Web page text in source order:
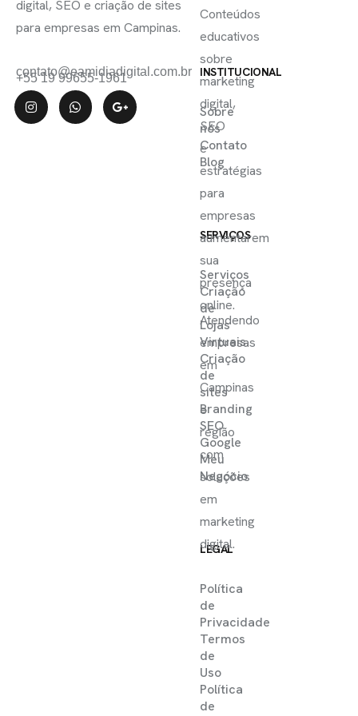
digital, SEO e criação de sites
para empresas em Campinas.
contato@eamidiadigital.com.br
+55 19 99655-1961 INSTITUCIONAL
Sobre
nós
Contato
Blog
SERVIÇOS
Serviços
Criação
de
Lojas
Virtuais
Criação
de
sites
Branding
SEO
Google
Meu
Negócio
LEGAL
Política
de
Privacidade
Termos
de
Uso
Política
de
Conteúdos
educativos
sobre
marketing
digital,
SEO
e
estratégias
para
empresas
aumentarem
sua
presença
online.
Atendendo
empresas
em
Campinas
e
região
com
soluções
em
marketing
digital.